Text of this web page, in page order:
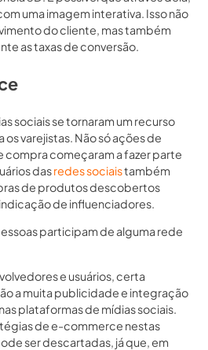
uma imagem interativa. Isso não
do cliente, mas também
as taxas de conversão.
sociais se tornaram um recurso
varejistas. Não só ações de
começaram a fazer parte
dasredes sociaistambém
de produtos descobertos
de influenciadores.
participam de alguma rede
e usuários, certa
a muita publicidade e integração
plataformas de mídias sociais.
de e-commerce nestas
ser descartadas, já que, em